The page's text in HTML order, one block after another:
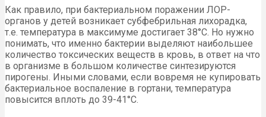
Как правило, при бактериальном поражении ЛОР-
органов у детей возникает субфебрильная лихорадка,
т.е. температура в максимуме достигает 38°С. Но нужно
понимать, что именно бактерии выделяют наибольшее
количество токсических веществ в кровь, в ответ на что
в организме в большом количестве синтезируются
пирогены. Иными словами, если вовремя не купировать
бактериальное воспаление в гортани, температура
повысится вплоть до 39-41°С.